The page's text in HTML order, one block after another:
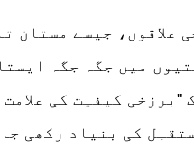
علاقوں، جیسے مستان
میں جگہ جگہ
"برزخی کیفیت کی
کی بنیاد رکھی